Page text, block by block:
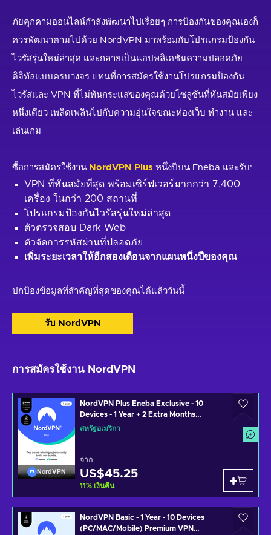
ภัยคุกคามออนไลน์กำลังพัฒนาไปเรื่อยๆ การป้องกันของคุณเองก็
ควรพัฒนาตามไปด้วย NordVPN มาพร้อมกับโปรแกรมป้องกัน
ไวรัสรุ่นใหม่ล่าสุด และกลายเป็นแอปพลิเคชันความปลอดภัย
ดิจิทัลแบบครบวงจร แทนที่การสมัครใช้งานโปรแกรมป้องกัน
ไวรัสและ VPN ที่ไม่ทันกระแสของคุณด้วยโซลูชันที่ทันสมัยเพียง
หนึ่งเดียว เพลิดเพลินไปกับความอุ่นใจขณะท่องเว็บ ทำงาน และ
เล่นเกม
ซื้อการสมัครใช้งาน NordVPN Plus หนึ่งปีบน Eneba และรับ:
VPN ที่ทันสมัยที่สุด พร้อมเซิร์ฟเวอร์มากกว่า 7,400
เครื่อง ในกว่า 200 สถานที่
โปรแกรมป้องกันไวรัสรุ่นใหม่ล่าสุด
ตัวตรวจสอบ Dark Web
ตัวจัดการรหัสผ่านที่ปลอดภัย
เพิ่มระยะเวลาให้อีกสองเดือนจากแผนหนึ่งปีของคุณ
ปกป้องข้อมูลที่สำคัญที่สุดของคุณได้แล้ววันนี้
รับ NordVPN
การสมัครใช้งาน NordVPN
NordVPN
NordVPN Plus Eneba Exclusive - 10
Devices - 1 Year + 2 Extra Months
(PC/MAC/MOBILE) VPN & Cybersecurity
สหรัฐอเมริกา
จาก
US$45.25
11% เงินคืน
NordVPN Basic - 1 Year - 10 Devices
(PC/MAC/Mobile) Premium VPN